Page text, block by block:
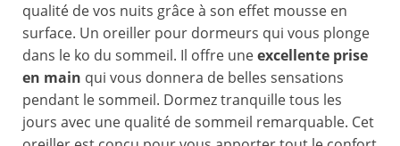
qualité de vos nuits grâce à son effet mousse en
surface. Un oreiller pour dormeurs qui vous plonge
dans le ko du sommeil. Il offre uneexcellente prise
en main qui vous donnera de belles sensations
pendant le sommeil. Dormez tranquille tous les
jours avec une qualité de sommeil remarquable. Cet